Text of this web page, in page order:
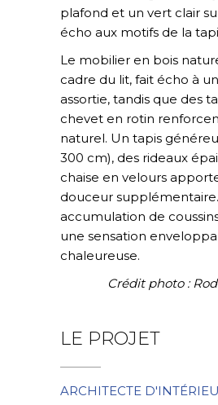
plafond et un vert clair
écho aux motifs de la
Le mobilier en bois
cadre du lit, fait écho à
assortie, tandis que des
chevet en rotin
naturel. Un tapis
300 cm), des rideaux
chaise en velours
douceur
accumulation de
une sensation
chaleureuse.
Crédit photo :
LE PROJET
ARCHITECTE